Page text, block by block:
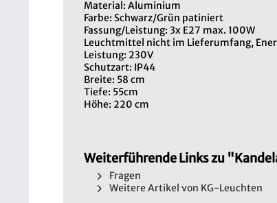
Material: Aluminium
Farbe: Schwarz/Grün patiniert
Fassung/Leistung: 3x E27 max. 100W
Leuchtmittel nicht im Lieferumfang,
Leistung: 230V
Schutzart: IP44
Breite: 58 cm
Tiefe: 55cm
Höhe: 220 cm
Weiterführende Links zu
Fragen
Weitere Artikel von KG-Leuchten